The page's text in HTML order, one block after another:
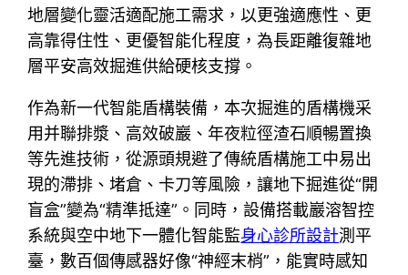
地層變化靈活適配施工需求，以更強適應性、更
高靠得住性、更優智能化程度，為長距離復雜地
層平安高效掘進供給硬核支撐。
作為新一代智能盾構裝備，本次掘進的盾構機采
用并聯排漿、高效破巖、年夜粒徑渣石順暢置換
等先進技術，從源頭規避了傳統盾構施工中易出
現的滯排、堵倉、卡刀等風險，讓地下掘進從“開
盲盒”變為“精準抵達”。同時，設備搭載巖溶智控
系統與空中地下一體化智能監身心診所設計測平
臺，數百個傳感器好像“神經末梢”，能實時感知